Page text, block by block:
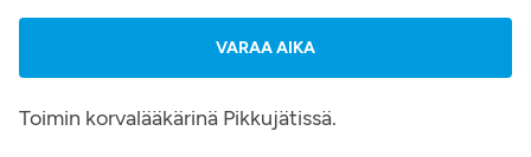
VARAA AIKA
Toimin korvalääkärinä Pikkujätissä.